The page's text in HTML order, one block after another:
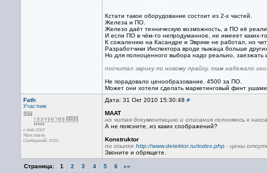
Кстати такое оборудование состоит из 2-х частей.
Железа и ПО.
Железо даёт техническую возможность, а ПО её
И если ПО в чём-то непродуманное, не имееет каких-
К сожалению на Касандре и Эврике не работал, но
Разработчики Инспектора вроде пыжаца больше
Но для полноценного выбора надо реально, заезжать
посчитал эврику по новому прайсу, там набежало
Не порадовало ценообразование. 4500 за ПО.
Может они хотели сделать маркетинговый финт
Fath
Участник
с мая 2007
Ярославль
Сообщений: 2320
Дата: 31 Окт 2010 15:30:48 #
MAAT
но читая документацию и описания склоняюсь к
А не поясните, из каких соображений?
Konstruktor
по ссылке http://www.detektor.ru/index.php - цены
Звоните и обрящете.
Страница: 1 2 3 4 5 6 »»